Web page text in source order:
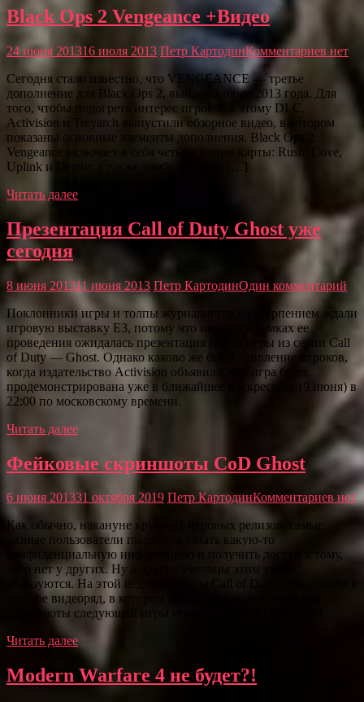
Black Ops 2 Vengeance +Видео
24 июня 201316 июля 2013 Петр КартодинКомментариев нет
Сегодня стало известно, что VENGEANCE — третье
дополнение для Black Ops 2, выйдет 2 июля 2013 года. Для
того, чтобы подогреть интерес игроков к этому DLC,
Activision и Treyarch выпустили обзорное видео, в котором
показаны основные элементы дополнения. Black Ops 2
Vengeance включает в себя четыре новые карты: Rush, Cove,
Uplink и Detour, а также зомби-миссию […]
Читать далее
Презентация Call of Duty Ghost уже
сегодня
8 июня 201311 июня 2013 Петр КартодинОдин комментарий
Поклонники игры и толпы журналистов с нетерпением ждали
игровую выставку E3, потому что именно в рамках ее
проведения ожидалась презентация новой игры из серии Call
of Duty — Ghost. Однако каково же было удивление игроков,
когда издательство Activision объявило, что игра будет
продемонстрирована уже в ближайшее воскресенье (9 июня) в
22:00 по московскому времени.
Читать далее
Фейковые скриншоты CoD Ghost
6 июня 201331 октября 2019 Петр КартодинКомментариев нет
Как обычно, накануне крупных игровых релизов, самые
разные пользователи пытаются узнать какую-то
конфиденциальную информацию и получить доступ к тому,
чего нет у других. Ну а другие умельцы этим умело
пользуются. На этой недели фанаты Call of Duty обнаружили в
youtube видеоряд, в котором были продемонстрированы
скриншоты следующей игры серии — Call of Duty Ghost.
Читать далее
Modern Warfare 4 не будет?!